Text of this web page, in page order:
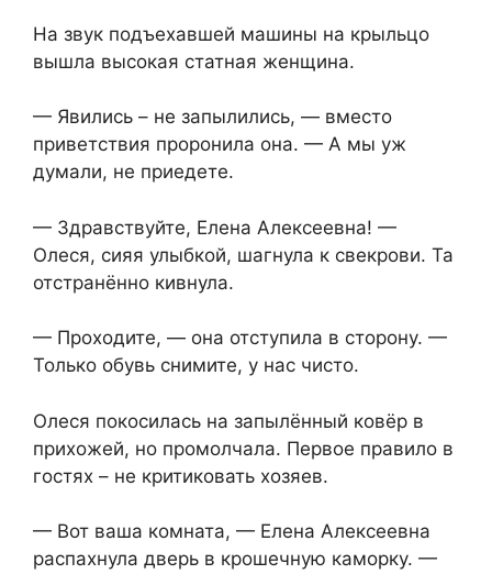
На звук подъехавшей машины на крыльцо
вышла высокая статная женщина.
— Явились – не запылились, — вместо
приветствия проронила она. — А мы уж
думали, не приедете.
— Здравствуйте, Елена Алексеевна! —
Олеся, сияя улыбкой, шагнула к свекрови. Та
отстранённо кивнула.
— Проходите, — она отступила в сторону. —
Только обувь снимите, у нас чисто.
Олеся покосилась на запылённый ковёр в
прихожей, но промолчала. Первое правило в
гостях – не критиковать хозяев.
— Вот ваша комната, — Елена Алексеевна
распахнула дверь в крошечную каморку. —